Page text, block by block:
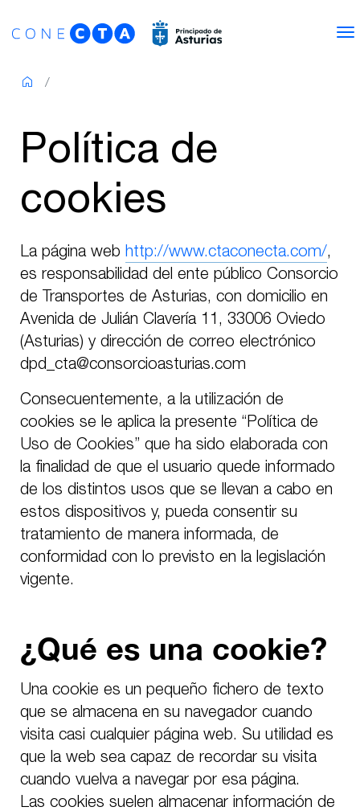
Política de
cookies
La página web http://www.ctaconecta.com/,
es responsabilidad del ente público Consorcio
de Transportes de Asturias, con domicilio en
Avenida de Julián Clavería 11, 33006 Oviedo
(Asturias) y dirección de correo electrónico
dpd_cta@consorcioasturias.com
Consecuentemente, a la utilización de
cookies se le aplica la presente “Política de
Uso de Cookies” que ha sido elaborada con
la finalidad de que el usuario quede informado
de los distintos usos que se llevan a cabo en
estos dispositivos y, pueda consentir su
tratamiento de manera informada, de
conformidad con lo previsto en la legislación
vigente.
¿Qué es una cookie?
Una cookie es un pequeño fichero de texto
que se almacena en su navegador cuando
visita casi cualquier página web. Su utilidad es
que la web sea capaz de recordar su visita
cuando vuelva a navegar por esa página.
Las cookies suelen almacenar información de